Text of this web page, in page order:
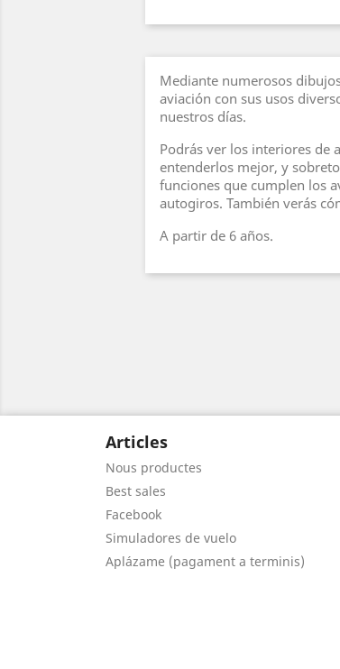
Mediante numerosos
aviación con sus usos
nuestros días.
Podrás ver los interiores de
entenderlos mejor, y
funciones que cumplen los
autogiros. También verás
A partir de 6 años.
Articles
Nous productes
Best sales
Facebook
Simuladores de vuelo
Aplázame (pagament a terminis)